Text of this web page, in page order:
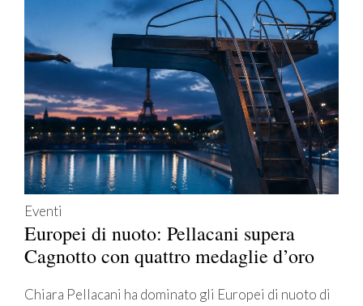
Eventi
Europei di nuoto: Pellacani supera
Cagnotto con quattro medaglie d’oro
Chiara Pellacani ha dominato gli Europei di nuoto di